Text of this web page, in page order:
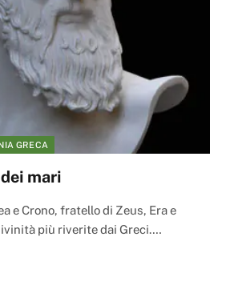
GRECA
mari
e Crono, fratello di Zeus, Era e
più riverite dai Greci.…